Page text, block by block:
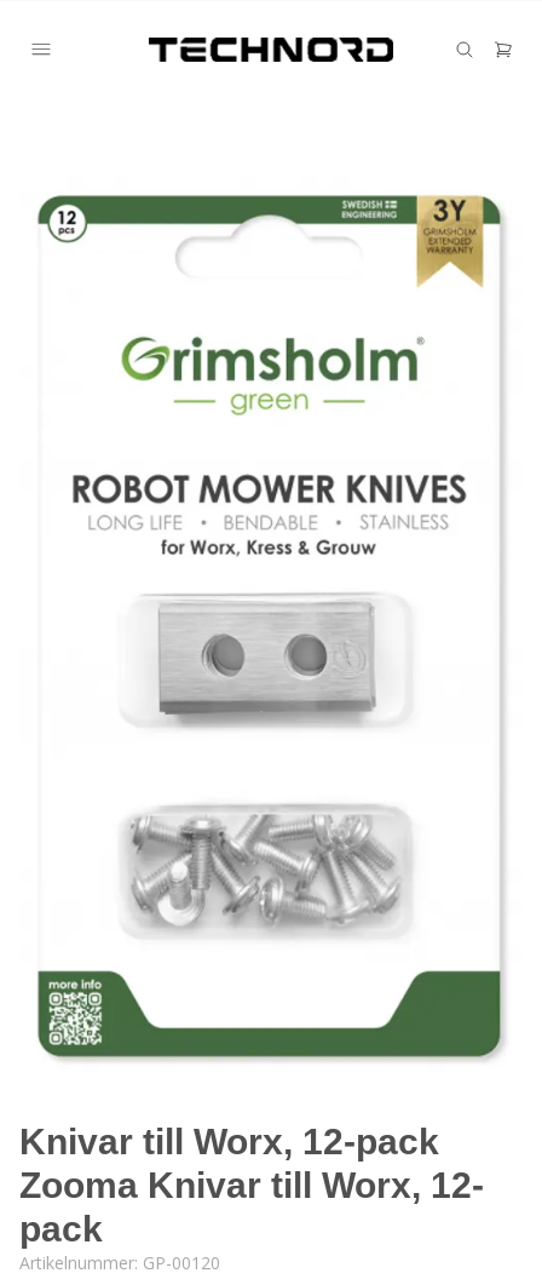
Knivar till Worx, 12-pack
Zooma Knivar till Worx, 12-
pack
Artikelnummer: GP-00120